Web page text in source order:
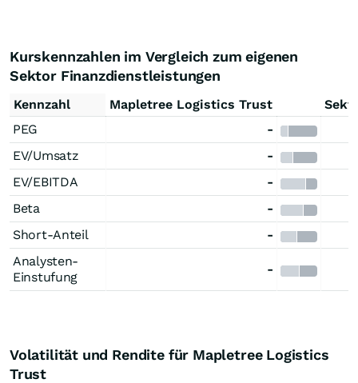
Kurskennzahlen im Vergleich zum eigenen
Sektor Finanzdienstleistungen
Kennzahl Mapletree Logistics Trust
PEG
-
EV/Umsatz
-
EV/EBITDA
-
Beta
-
Short-Anteil
-
Analysten-
Einstufung
-
Volatilität und Rendite für Mapletree Logistics
Trust